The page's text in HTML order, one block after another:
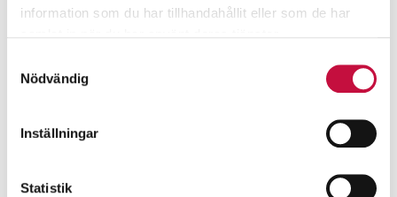
information som du har tillhandahållit eller som de har
Nödvändig
Inställningar
Statistik